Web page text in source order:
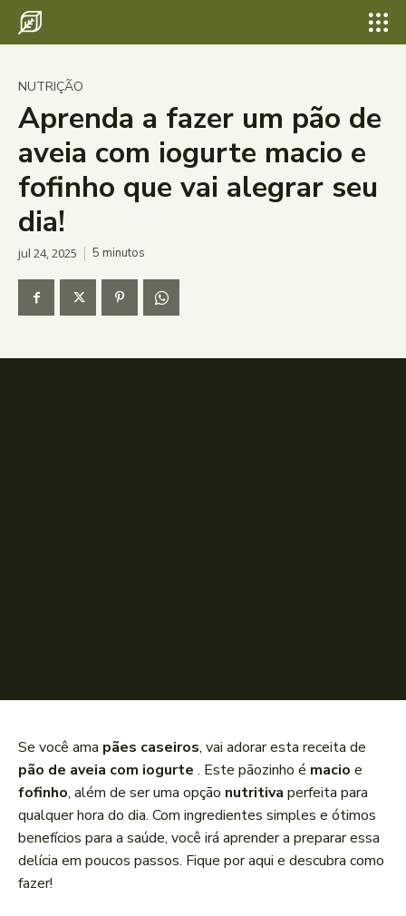
NUTRIÇÃO
Aprenda a fazer um pão de
aveia com iogurte macio e
fofinho que vai alegrar seu
dia!
jul 24, 2025 5 minutos
Se você ama pães caseiros, vai adorar esta receita de
pão de aveia com iogurte . Este pãozinho é macio e
fofinho, além de ser uma opção nutritiva perfeita para
qualquer hora do dia. Com ingredientes simples e ótimos
benefícios para a saúde, você irá aprender a preparar essa
delícia em poucos passos. Fique por aqui e descubra como
fazer!